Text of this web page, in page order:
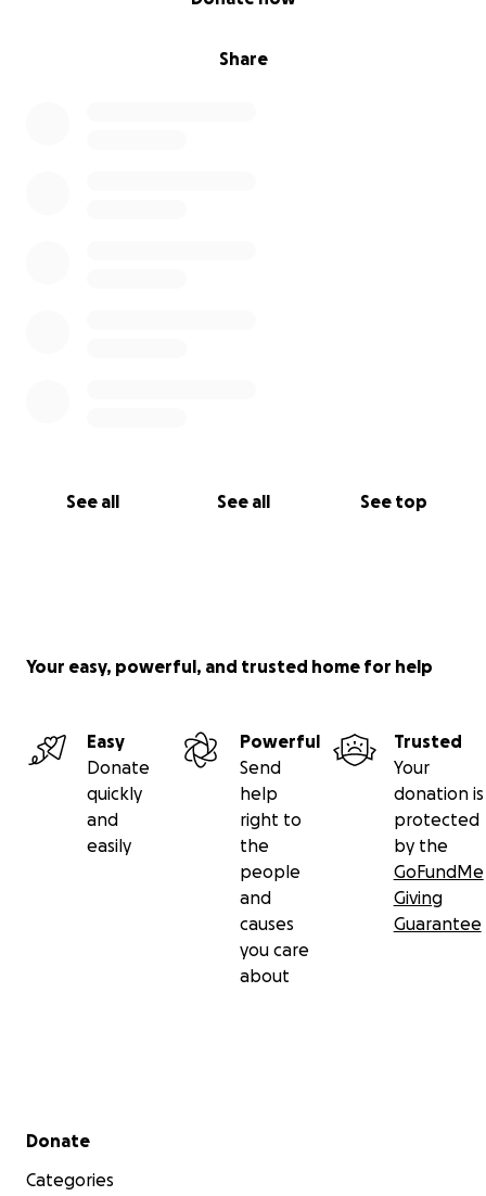
Share
See all See all See top
Your easy, powerful, and trusted home for help
Easy
Donate
quickly
and
easily
Powerful
Send
help
right to
the
people
and
causes
you care
about
Trusted
Your
donation is
protected
by the
GoFundMe
Giving
Guarantee
Secondary menu
Donate
Categories